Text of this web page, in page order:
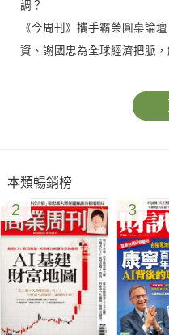
調？
《今周刊》攜手霸榮圓桌論
資、謝國忠為全球經濟把脈
本類暢銷榜
2 3